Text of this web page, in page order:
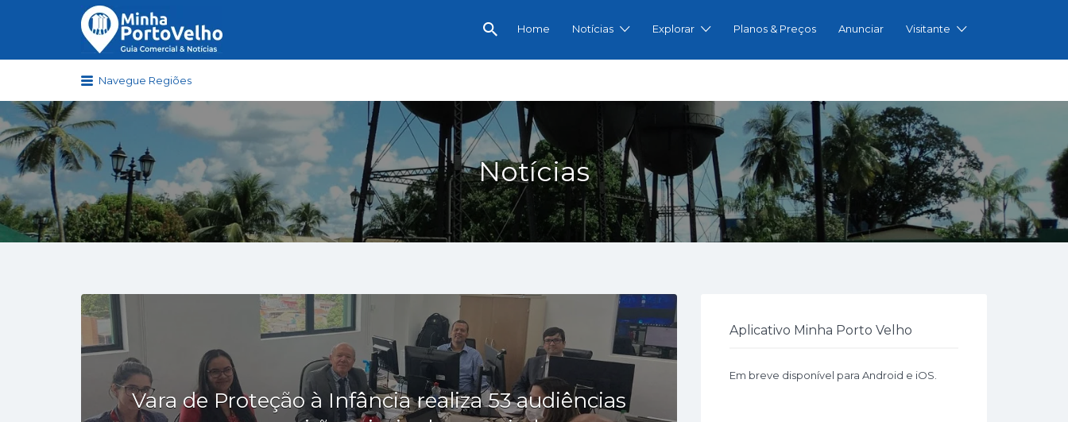
Minha Porto Velho – Seu Guia Comercial e Notícias de Porto Velho
Home Notícias Explorar Planos & Preços Anunciar Visitante
Buscar
por:
Navegue Regiões
Notícias
Vara de Proteção à Infância realiza 53 audiências
Aplicativo Minha Porto Velho
Em breve disponível para Android e iOS.